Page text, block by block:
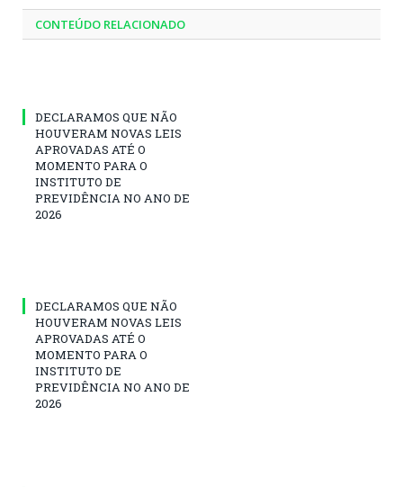
CONTEÚDO RELACIONADO
DECLARAMOS QUE NÃO
HOUVERAM NOVAS LEIS
APROVADAS ATÉ O
MOMENTO PARA O
INSTITUTO DE
PREVIDÊNCIA NO ANO DE
2026
DECLARAMOS QUE NÃO
HOUVERAM NOVAS LEIS
APROVADAS ATÉ O
MOMENTO PARA O
INSTITUTO DE
PREVIDÊNCIA NO ANO DE
2026